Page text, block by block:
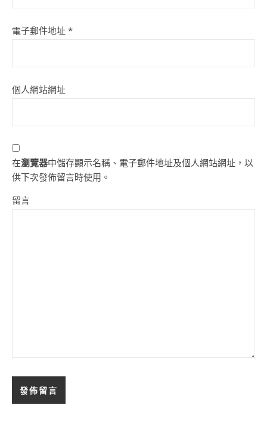
電子郵件地址 *
個人網站網址
在瀏覽器中儲存顯示名稱、電子郵件地址及個人網站網址，以
供下次發佈留言時使用。
留言